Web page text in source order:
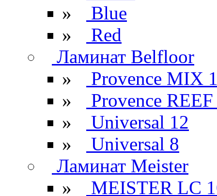
»
Blue
»
Red
Ламинат Belfloor
»
Provence MIX
»
Provence
»
Universal 12
»
Universal 8
Ламинат Meister
»
MEISTER LC